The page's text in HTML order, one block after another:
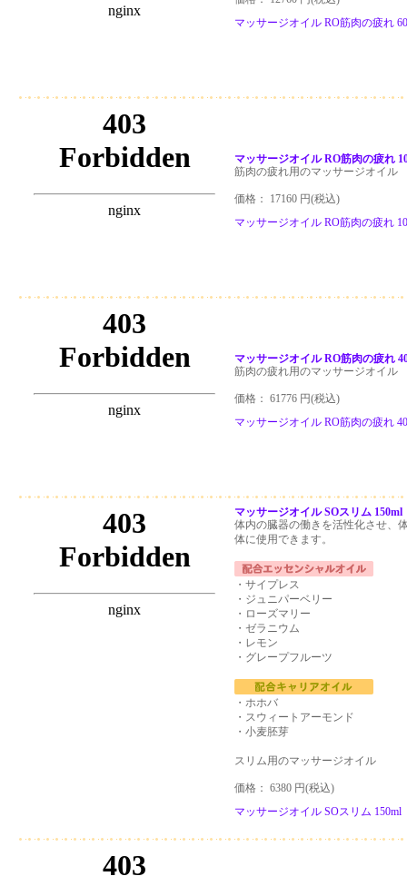
マッサージオイル RO筋肉の疲れ
マッサージオイル RO筋肉の疲れ
筋肉の疲れ用のマッサージオイル
価格： 17160 円(税込)
マッサージオイル RO筋肉の疲れ
マッサージオイル RO筋肉の疲れ
筋肉の疲れ用のマッサージオイル
価格： 61776 円(税込)
マッサージオイル RO筋肉の疲れ
マッサージオイル SOスリム 150ml
体内の臓器の働きを活性化させ、
体に使用できます。
・サイプレス
・ジュニパーベリー
・ローズマリー
・ゼラニウム
・レモン
・グレープフルーツ
・ホホバ
・スウィートアーモンド
・小麦胚芽
スリム用のマッサージオイル
価格： 6380 円(税込)
マッサージオイル SOスリム 150ml